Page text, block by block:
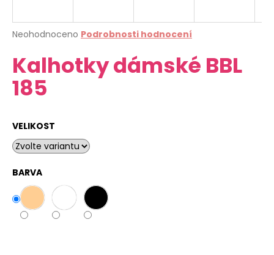
Průměrné
produktu
je
0,0
Neohodnoceno Podrobnosti hodnocení
Kalhotky dámské BBL
185
VELIKOST
BARVA
j
t
?
D
o
p